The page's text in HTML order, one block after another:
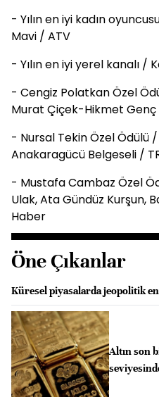
- Yılın en iyi kadın
Mavi / ATV
- Yılın en iyi yerel kanalı /
- Cengiz Polatkan Özel
Murat Çiçek-Hikmet Genç
- Nursal Tekin Özel Ödülü
Anakaragücü Belgeseli /
- Mustafa Cambaz Özel
Ulak, Ata Gündüz Kurşun,
Haber
Öne Çıkanlar
Küresel piyasalarda jeopolitik
Altın son